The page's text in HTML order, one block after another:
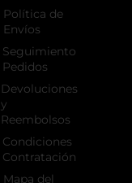
Política de
Envíos
Seguimiento
Pedidos
Devoluciones
y
Reembolsos
Condiciones
Contratación
Mapa del